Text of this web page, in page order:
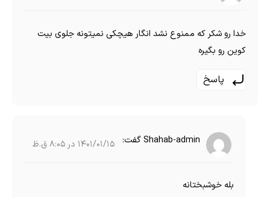
خدا رو شکر که ممنوع نشد انگار هیچکی نمیتونه جلوی بیت
کوین رو بگیره
پاسخ
Shahab-adminگفت: 1401/01/15 در 8:05 ق.ظ
بله خوشبختانه